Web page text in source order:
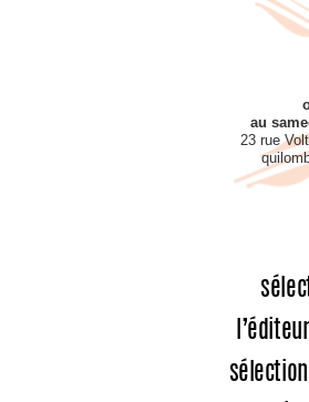
au
23 rue